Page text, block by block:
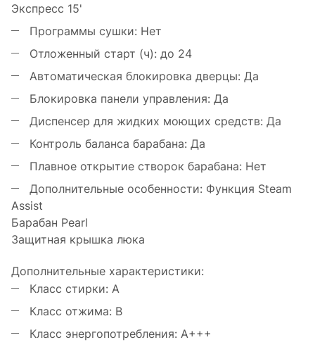
Экспресс 15'
Программы сушки: Нет
Отложенный старт (ч): до 24
Автоматическая блокировка дверцы: Да
Блокировка панели управления: Да
Диспенсер для жидких моющих средств: Да
Контроль баланса барабана: Да
Плавное открытие створок барабана: Нет
Дополнительные особенности: Функция Steam
Assist
Барабан Pearl
Защитная крышка люка
Дополнительные характеристики:
Класс стирки: A
Класс отжима: B
Класс энергопотребления: A+++